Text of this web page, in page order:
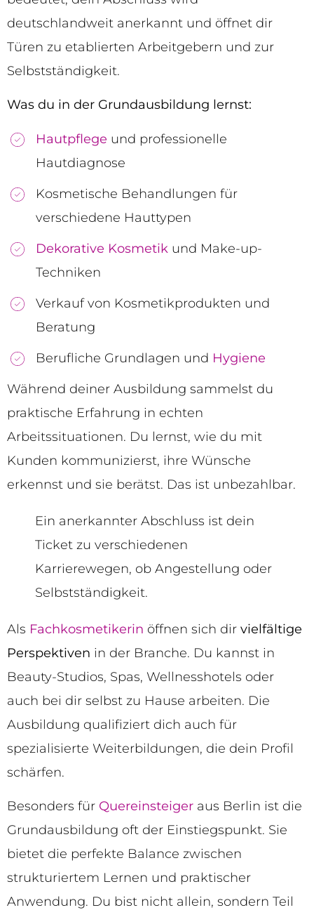
deutschlandweit anerkannt und öffnet dir
Türen zu etablierten Arbeitgebern und zur
Selbstständigkeit.
Was du in der Grundausbildung lernst:
Hautpflege und professionelle
Hautdiagnose
Kosmetische Behandlungen für
verschiedene Hauttypen
Dekorative Kosmetik und Make-up-
Techniken
Verkauf von Kosmetikprodukten und
Beratung
Berufliche Grundlagen und Hygiene
Während deiner Ausbildung sammelst du
praktische Erfahrung in echten
Arbeitssituationen. Du lernst, wie du mit
Kunden kommunizierst, ihre Wünsche
erkennst und sie berätst. Das ist unbezahlbar.
Ein anerkannter Abschluss ist dein
Ticket zu verschiedenen
Karrierewegen, ob Angestellung oder
Selbstständigkeit.
Als Fachkosmetikerin öffnen sich dir vielfältige
Perspektiven in der Branche. Du kannst in
Beauty-Studios, Spas, Wellnesshotels oder
auch bei dir selbst zu Hause arbeiten. Die
Ausbildung qualifiziert dich auch für
spezialisierte Weiterbildungen, die dein Profil
schärfen.
Besonders für Quereinsteiger aus Berlin ist die
Grundausbildung oft der Einstiegspunkt. Sie
bietet die perfekte Balance zwischen
strukturiertem Lernen und praktischer
Anwendung. Du bist nicht allein, sondern Teil